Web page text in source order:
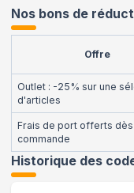
Nos bons de
Offre
Outlet : -25% sur une
d'articles
Frais de port offerts
commande
Historique des